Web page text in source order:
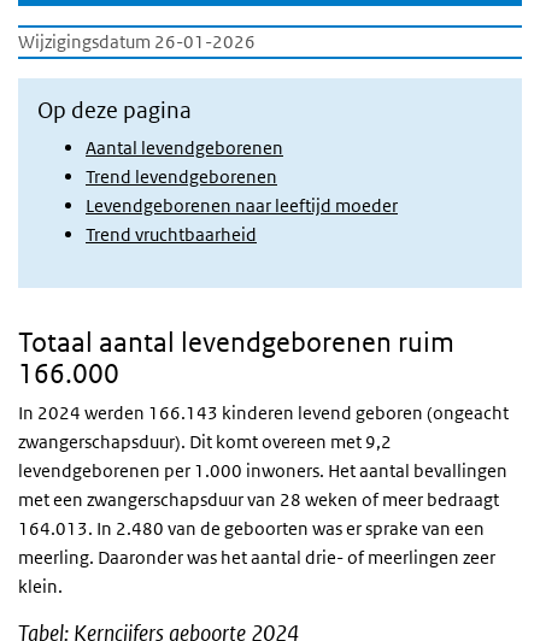
Wijzigingsdatum 26-01-2026
Op deze pagina
Aantal levendgeborenen
Trend levendgeborenen
Levendgeborenen naar leeftijd moeder
Trend vruchtbaarheid
Totaal aantal levendgeborenen ruim
166.000
In 2024 werden 166.143 kinderen levend geboren (ongeacht
zwangerschapsduur). Dit komt overeen met 9,2
levendgeborenen per 1.000 inwoners. Het aantal bevallingen
met een zwangerschapsduur van 28 weken of meer bedraagt
164.013. In 2.480 van de geboorten was er sprake van een
meerling. Daaronder was het aantal drie- of meerlingen zeer
klein.
Tabel: Kerncijfers geboorte 2024